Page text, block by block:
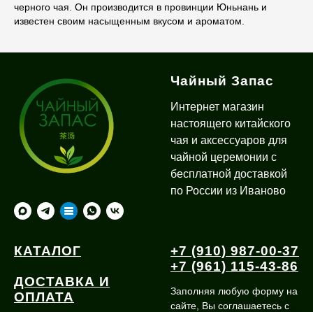
черного чая. Он производится в провинции Юньнань и
известен своим насыщенным вкусом и ароматом.
Чайный Запас
Интернет магазин
настоящего китайского
чая и аксессуаров для
чайной церемонии с
бесплатной доставкой
по России из Иваново
КАТАЛОГ
ДОСТАВКА И
ОПЛАТА
+7 (910) 987-00-37
+7 (961) 115-43-86
Заполняя любую форму на
сайте, Вы соглашаетесь с